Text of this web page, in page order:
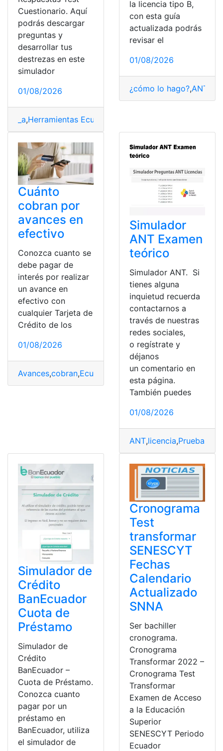
Cuestionario. Aquí
podrás descargar
preguntas y
desarrollar tus
destrezas en este
simulador
01/08/2026
_a,Herramientas Ecuador
la licencia tipo B,
con esta guía
actualizada podrás
revisar el
01/08/2026
¿cómo lo hago?,ANT
Cuánto
cobran por
avances en
efectivo
Conozca cuanto se
debe pagar de
interés por realizar
un avance en
efectivo con
cualquier Tarjeta de
Crédito de los
01/08/2026
Avances,cobran,Ecuador Efectivo,Simulador
Simulador
ANT Examen
teórico
Simulador ANT. Si
tienes alguna
inquietud recuerda
contactarnos a
través de nuestras
redes sociales,
o regístrate y
déjanos
un comentario en
esta página.
También puedes
01/08/2026
ANT,licencia,Pruebas
Simulador de
Crédito
BanEcuador
Cuota de
Préstamo
Simulador de
Crédito
BanEcuador –
Cuota de Préstamo.
Conozca cuanto
pagar por un
préstamo en
BanEcuador, utiliza
el simulador de
Cronograma
Test
transformar
SENESCYT
Fechas
Calendario
Actualizado
SNNA
Ser bachiller
cronograma.
Cronograma
Transformar 2022 –
Cronograma Test
Transformar
Examen de Acceso
a la Educación
Superior
SENESCYT Periodo
Ecuador